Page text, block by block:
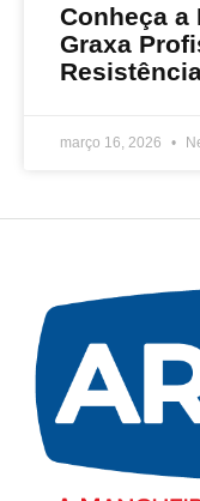
Conheça a
Graxa
março 16, 2026